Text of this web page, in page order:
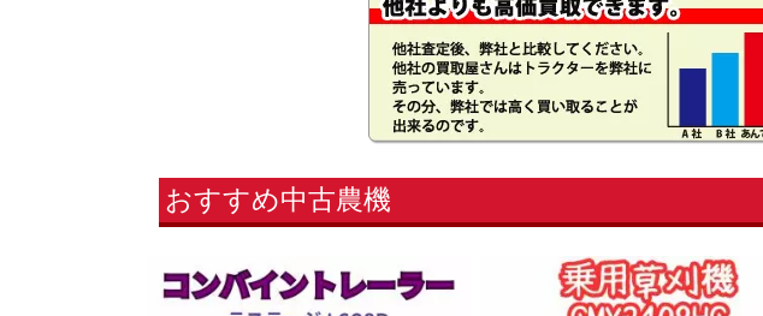
おすすめ中古農機